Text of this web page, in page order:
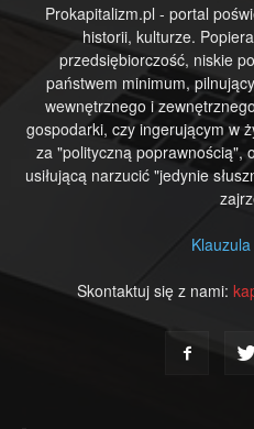
Prokapitalizm.pl - portal
historii, kulturze.
przedsiębiorczość, niskie
państwem minimum,
wewnętrznego i
gospodarki, czy ingerującym w
za "polityczną poprawnością",
usiłującą narzucić "jedynie
Skontaktuj się z nami: